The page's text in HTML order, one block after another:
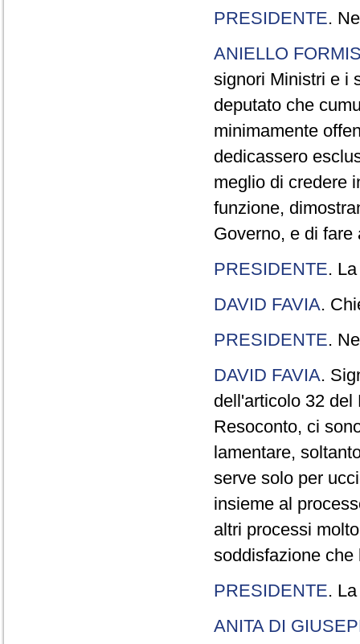
PRESIDENTE.
ANIELLO
signori Ministri e i
deputato che
minimamente
dedicassero
meglio di credere
funzione,
Governo, e di
PRESIDENTE.
DAVID FAVIA.
PRESIDENTE.
DAVID FAVIA.
dell'articolo 32 del
Resoconto, ci
lamentare,
serve solo per
insieme al
altri processi
soddisfazione che
PRESIDENTE.
ANITA DI